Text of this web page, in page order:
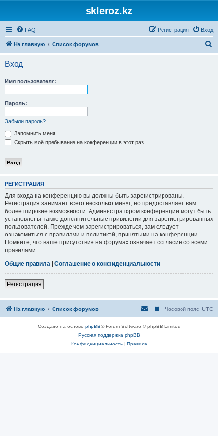
skleroz.kz
FAQ Вход
Регистрация
На главную Список форумов
Вход
Имя пользователя:
Пароль:
Забыли пароль?
Запомнить меня
Скрыть моё пребывание на конференции в этот раз
РЕГИСТРАЦИЯ
Для входа на конференцию вы должны быть зарегистрированы.
Регистрация занимает всего несколько минут, но предоставляет вам
более широкие возможности. Администратором конференции могут быть
установлены также дополнительные привилегии для зарегистрированных
пользователей. Прежде чем зарегистрироваться, вам следует
ознакомиться с правилами и политикой, принятыми на конференции.
Помните, что ваше присутствие на форумах означает согласие со всеми
правилами.
Общие правила | Соглашение о конфиденциальности
Регистрация
На главную Список форумов Часовой пояс: UTC
Создано на основе phpBB® Forum Software © phpBB Limited
Русская поддержка phpBB
Конфиденциальность| Правила